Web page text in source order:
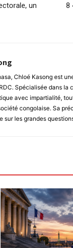
un
8
Chloé Kasong est
Spécialisée dans
avec impartialité,
congolaise. Sa
sur les grandes